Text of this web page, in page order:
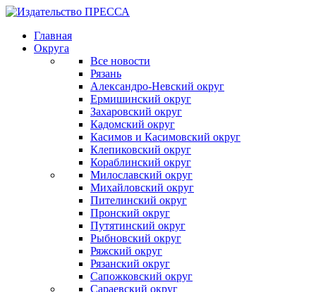
Главная
Округа
Все новости
Рязань
Александро-Невский округ
Ермишинский округ
Захаровский округ
Кадомский округ
Касимов и Касимовский округ
Клепиковский округ
Кораблинский округ
Милославский округ
Михайловский округ
Пителинский округ
Пронский округ
Путятинский округ
Рыбновский округ
Ряжский округ
Рязанский округ
Сапожковский округ
Сараевский округ